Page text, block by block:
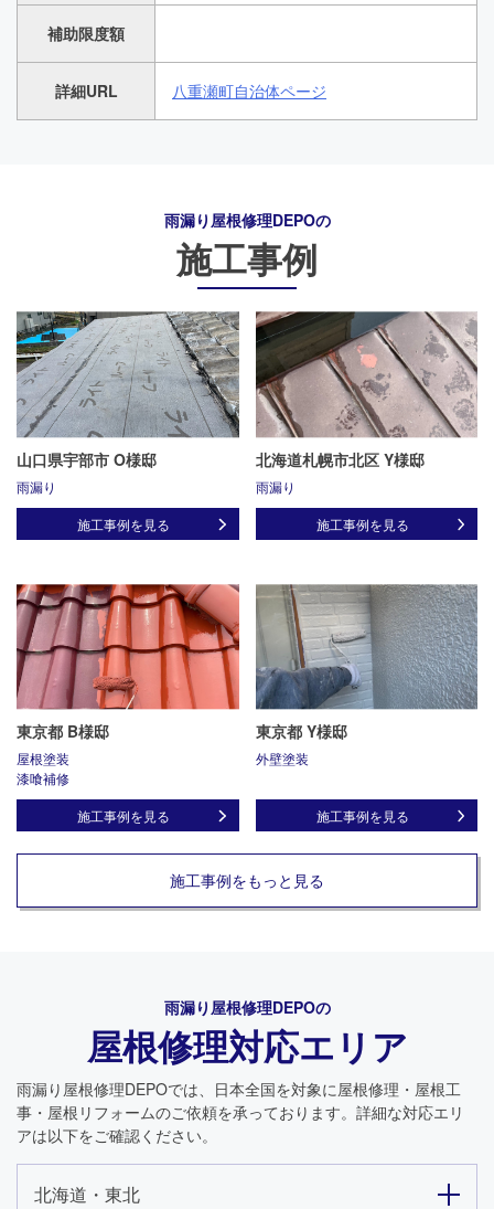
補助限度額
詳細URL 八重瀬町自治体ページ
雨漏り屋根修理DEPOの
施工事例
山口県宇部市 O様邸
雨漏り
施工事例を見る
北海道札幌市北区 Y様邸
雨漏り
施工事例を見る
東京都 B様邸
屋根塗装
漆喰補修
施工事例を見る
東京都 Y様邸
外壁塗装
施工事例を見る
施工事例をもっと見る
雨漏り屋根修理DEPOの
屋根修理対応エリア
雨漏り屋根修理DEPOでは、日本全国を対象に屋根修理・屋根工
事・屋根リフォームのご依頼を承っております。詳細な対応エリ
アは以下をご確認ください。
北海道・東北